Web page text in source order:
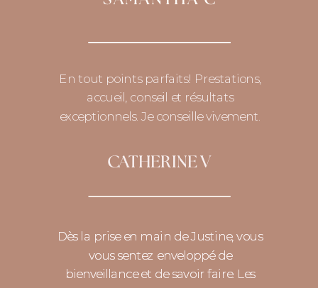
CATHERINE V
En tout points parfaits! Prestations,
accueil, conseil et résultats
exceptionnels. Je conseille vivement.
Dès la prise en main de Justine, vous
vous sentez enveloppé de
bienveillance et de savoir faire. Les
Dès la prise en main de Justine, vous
vous sentez enveloppé de
bienveillance et de savoir faire. Les